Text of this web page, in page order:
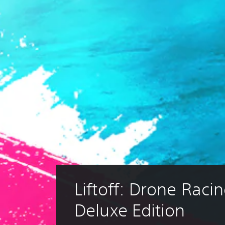
Liftoff: Drone
Deluxe Edition